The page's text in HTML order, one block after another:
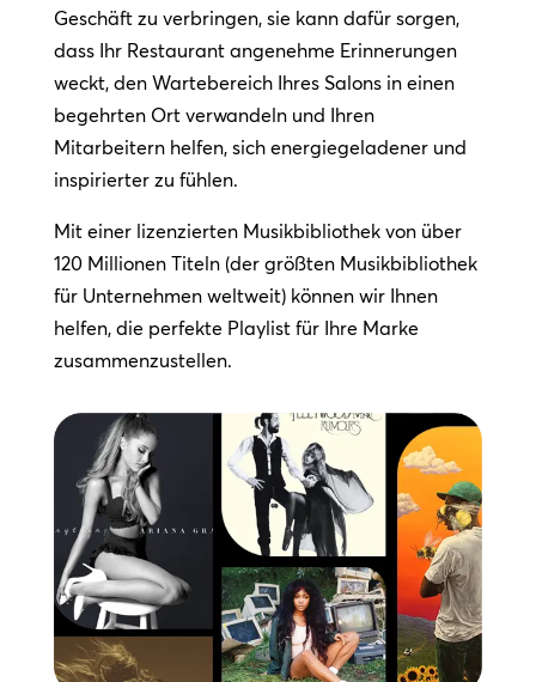
Geschäft zu verbringen, sie kann dafür sorgen,
dass Ihr Restaurant angenehme Erinnerungen
weckt, den Wartebereich Ihres Salons in einen
begehrten Ort verwandeln und Ihren
Mitarbeitern helfen, sich energiegeladener und
inspirierter zu fühlen.
Mit einer lizenzierten Musikbibliothek von über
120 Millionen Titeln (der größten Musikbibliothek
für Unternehmen weltweit) können wir Ihnen
helfen, die perfekte Playlist für Ihre Marke
zusammenzustellen.